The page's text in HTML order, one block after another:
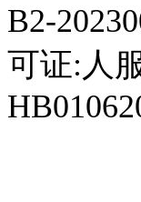
B2-
可证:人